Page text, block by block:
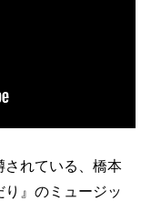
されている、橋本
』のミュージッ